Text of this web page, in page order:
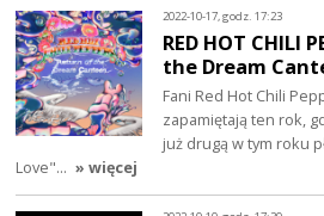
2022-10-17, godz. 17:23
RED HOT CHILI
the Dream
Fani Red Hot Chili
zapamiętają ten rok,
już drugą w tym roku
Love"… » więcej